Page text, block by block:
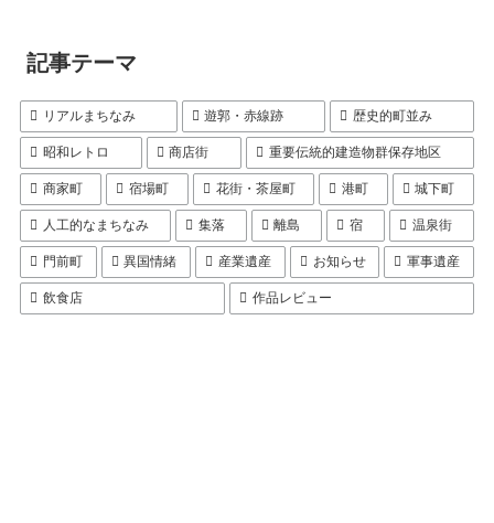
記事テーマ
リアルまちなみ 遊郭・赤線跡 歴史的町並み
昭和レトロ 商店街 重要伝統的建造物群保存地区
商家町 宿場町 花街・茶屋町 港町 城下町
人工的なまちなみ 集落 離島 宿 温泉街
門前町 異国情緒 産業遺産 お知らせ 軍事遺産
飲食店 作品レビュー